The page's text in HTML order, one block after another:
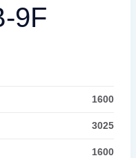
9F
1600
3025
1600